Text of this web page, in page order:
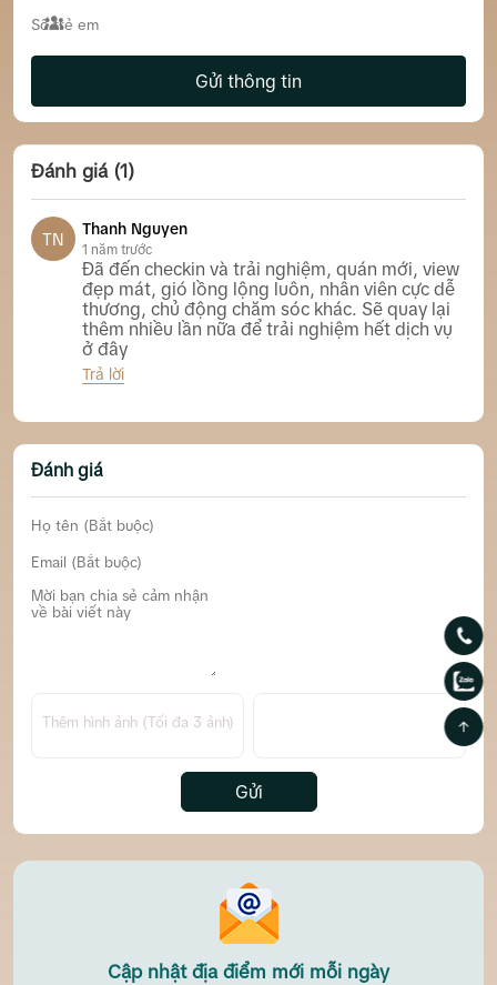
Gửi thông tin
Đánh giá (1)
TN
Thanh Nguyen
1 năm trước
Đã đến checkin và trải nghiệm, quán mới, view
đẹp mát, gió lồng lộng luôn, nhân viên cực dễ
thương, chủ động chăm sóc khác. Sẽ quay lại
thêm nhiều lần nữa để trải nghiệm hết dịch vụ
ở đây
Trả lời
Đánh giá
Thêm hình ảnh (Tối đa 3 ảnh)
Gửi
Cập nhật địa điểm mới mỗi ngày